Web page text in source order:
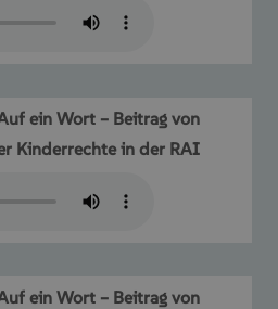
ein Wort – Beitrag von
Kinderrechte in der RAI
ein Wort – Beitrag von